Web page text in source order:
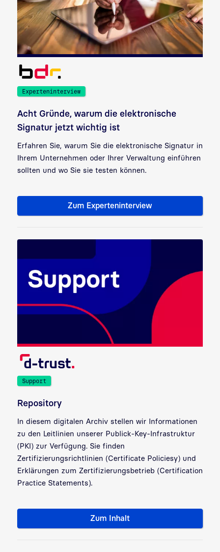
Experteninterview
Acht Gründe, warum die elektronische
Signatur jetzt wichtig ist
Erfahren Sie, warum Sie die elektronische Signatur in
Ihrem Unternehmen oder Ihrer Verwaltung einführen
sollten und wo Sie sie testen können.
Zum ExperteninterviewAcht Gründe, warum die
Support
Repository
In diesem digitalen Archiv stellen wir Informationen
zu den Leitlinien unserer Publick-Key-Infrastruktur
(PKI) zur Verfügung. Sie finden
Zertifizierungsrichtlinien (Certificate Policiesy) und
Erklärungen zum Zertifizierungsbetrieb (Certification
Practice Statements).
Zum Inhalt
Repository